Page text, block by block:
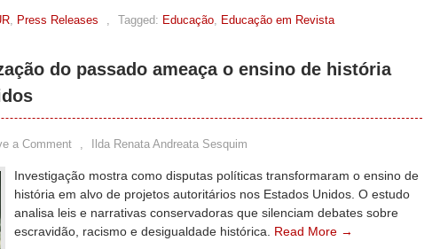
, Press Releases , Tagged: Educação, Educação em Revista
do passado ameaça o ensino de história
a Comment , Ilda Renata Andreata Sesquim
Investigação mostra como disputas políticas transformaram o ensino de
história em alvo de projetos autoritários nos Estados Unidos. O estudo
analisa leis e narrativas conservadoras que silenciam debates sobre
escravidão, racismo e desigualdade histórica. Read More →